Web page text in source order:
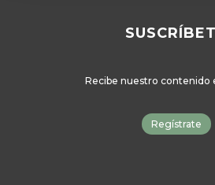
Recibe nuestro contenido
Regístrate